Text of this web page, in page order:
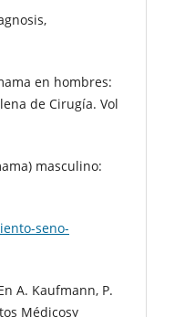
en hombres:
de Cirugía. Vol
masculino:
seno-
A. Kaufmann, P.
Médicosy